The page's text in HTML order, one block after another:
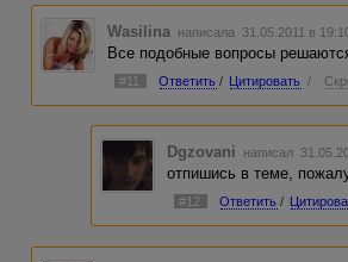
Wasilina написала 31.05.2011 в
Все подобные вопросы
#11 Ответить / Цитировать /
Dgzovani написал
отпишись в теме,
#12 Ответить /